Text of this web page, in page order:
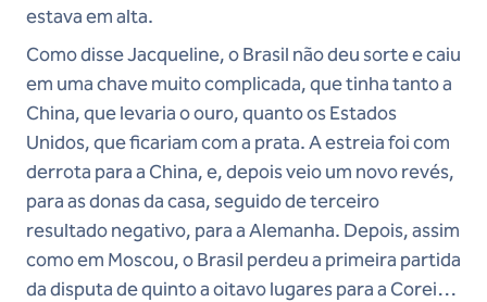
estava em alta.
Como disse Jacqueline, o Brasil não deu sorte e caiu
em uma chave muito complicada, que tinha tanto a
China, que levaria o ouro, quanto os Estados
Unidos, que ficariam com a prata. A estreia foi com
derrota para a China, e, depois veio um novo revés,
para as donas da casa, seguido de terceiro
resultado negativo, para a Alemanha. Depois, assim
como em Moscou, o Brasil perdeu a primeira partida
da disputa de quinto a oitavo lugares para a Coreia